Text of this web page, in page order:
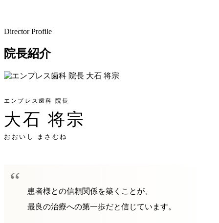
Director Profile
院長紹介
エンプレス歯科 院長
大石 将宗
おおいし まさむね
“
患者様との信頼関係を築くことが、
最良の治療への第一歩だと信じています。